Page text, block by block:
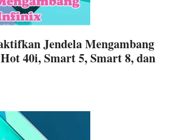
Jendela Mengambang
40i, Smart 5, Smart 8, dan